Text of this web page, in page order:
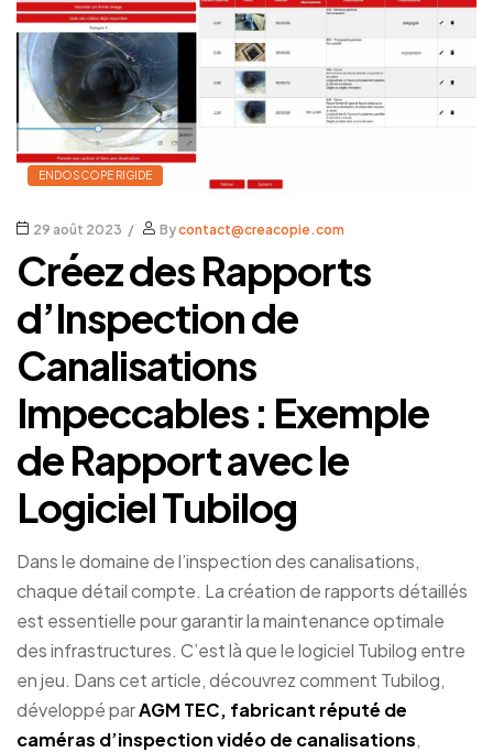
ENDOSCOPE RIGIDE
29 août 2023 Bycontact@creacopie.com
Créez des Rapports
d’Inspection de
Canalisations
Impeccables : Exemple
de Rapport avec le
Logiciel Tubilog
Dans le domaine de l’inspection des canalisations,
chaque détail compte. La création de rapports détaillés
est essentielle pour garantir la maintenance optimale
des infrastructures. C’est là que le logiciel Tubilog entre
en jeu. Dans cet article, découvrez comment Tubilog,
développé parAGM TEC, fabricant réputé de
caméras d’inspection vidéo de canalisations,